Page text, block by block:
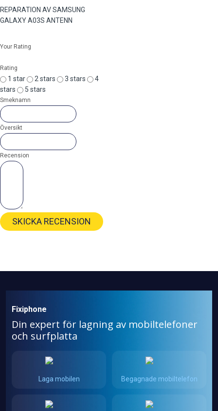
REPARATION AV SAMSUNG
GALAXY A03S ANTENN
Your Rating
Rating
1 star 2 stars 3 stars
4
stars
5 stars
Smeknamn
Översikt
Recension
SKICKA RECENSION
Fixiphone
Din expert för lagning av mobiltelefoner
och surfplatta
Laga mobilen Begagnade mobiltelefon